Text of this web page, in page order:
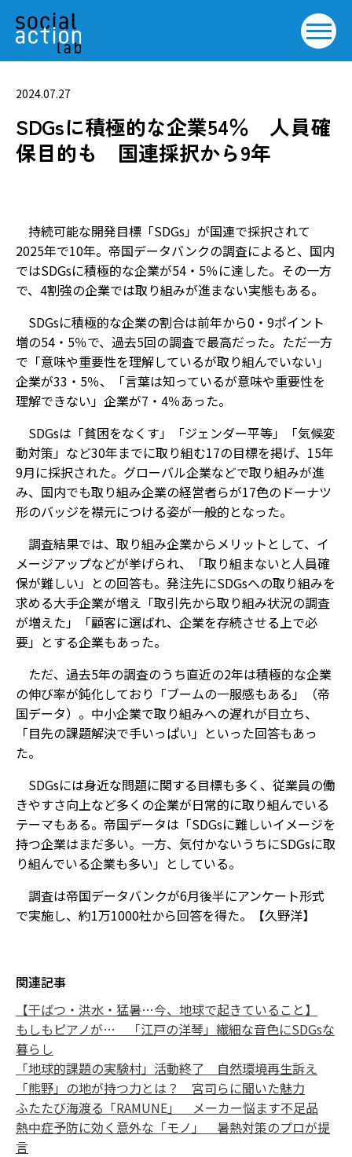
2024.07.27
SDGsに積極的な企業54％ 人員確
保目的も 国連採択から9年
持続可能な開発目標「SDGs」が国連で採択されて
2025年で10年。帝国データバンクの調査によると、国内
ではSDGsに積極的な企業が54・5％に達した。その一方
で、4割強の企業では取り組みが進まない実態もある。
SDGsに積極的な企業の割合は前年から0・9ポイント
増の54・5％で、過去5回の調査で最高だった。ただ一方
で「意味や重要性を理解しているが取り組んでいない」
企業が33・5％、「言葉は知っているが意味や重要性を
理解できない」企業が7・4％あった。
SDGsは「貧困をなくす」「ジェンダー平等」「気候変
動対策」など30年までに取り組む17の目標を掲げ、15年
9月に採択された。グローバル企業などで取り組みが進
み、国内でも取り組み企業の経営者らが17色のドーナツ
形のバッジを襟元につける姿が一般的となった。
調査結果では、取り組み企業からメリットとして、イ
メージアップなどが挙げられ、「取り組まないと人員確
保が難しい」との回答も。発注先にSDGsへの取り組みを
求める大手企業が増え「取引先から取り組み状況の調査
が増えた」「顧客に選ばれ、企業を存続させる上で必
要」とする企業もあった。
ただ、過去5年の調査のうち直近の2年は積極的な企業
の伸び率が鈍化しており「ブームの一服感もある」（帝
国データ）。中小企業で取り組みへの遅れが目立ち、
「目先の課題解決で手いっぱい」といった回答もあっ
た。
SDGsには身近な問題に関する目標も多く、従業員の働
きやすさ向上など多くの企業が日常的に取り組んでいる
テーマもある。帝国データは「SDGsに難しいイメージを
持つ企業はまだ多い。一方、気付かないうちにSDGsに取
り組んでいる企業も多い」としている。
調査は帝国データバンクが6月後半にアンケート形式
で実施し、約1万1000社から回答を得た。【久野洋】
関連記事
【干ばつ・洪水・猛暑…今、地球で起きていること】
もしもピアノが… 「江戸の洋琴」繊細な音色にSDGsな
暮らし
「地球的課題の実験村」活動終了 自然環境再生訴え
「熊野」の地が持つ力とは？ 宮司らに聞いた魅力
ふたたび海渡る「RAMUNE」 メーカー悩ます不足品
熱中症予防に効く意外な「モノ」 暑熱対策のプロが提
言